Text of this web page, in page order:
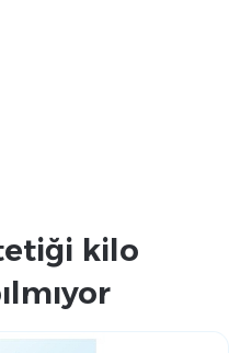
kilo